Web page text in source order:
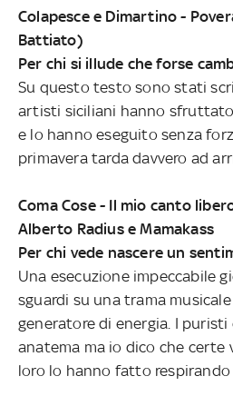
Colapesce e Dimartino -
Battiato)
Per chi si illude che forse
Su questo testo sono stati
artisti siciliani hanno
e lo hanno eseguito senza
primavera tarda davvero ad
Coma Cose - Il mio canto
Alberto Radius e Mamakass
Per chi vede nascere un
Una esecuzione impeccabile
sguardi su una trama
generatore di energia. I
anatema ma io dico che certe
loro lo hanno fatto respirando